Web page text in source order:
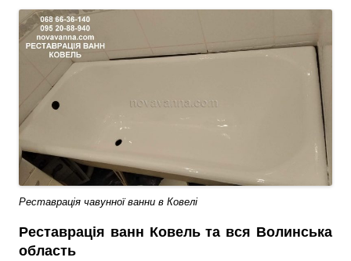
Реставрація чавунної ванни в Ковелі
Реставрація ванн Ковель та вся Волинська
область